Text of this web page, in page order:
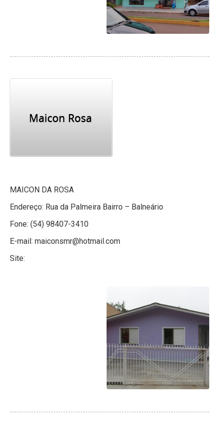
MAICON DA ROSA
Endereço: Rua da Palmeira Bairro – Balneário
Fone: (54) 98407-3410
E-mail: maiconsmr@hotmail.com
Site: